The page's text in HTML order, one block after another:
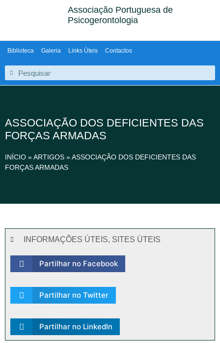
Associação Portuguesa de
Psicogerontologia
Biblioteca Galeria Links Úteis Contactos
ASSOCIAÇÃO DOS DEFICIENTES DAS
FORÇAS ARMADAS
INÍCIO »ARTIGOS »ASSOCIAÇÃO DOS DEFICIENTES DAS
FORÇAS ARMADAS
INFORMAÇÕES ÚTEIS, SITES ÚTEIS
Partilhar no Facebook
Partilhar no Twitter
Partilhar no LinkedIn